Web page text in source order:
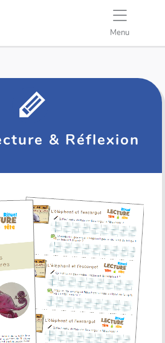
Menu
& Réflexion